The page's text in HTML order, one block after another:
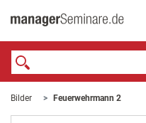
Bilder Feuerwehrmann 2